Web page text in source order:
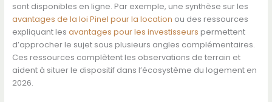
sont disponibles en ligne. Par exemple, une synthèse sur les
avantages de la loi Pinel pour la location ou des ressources
expliquant les avantages pour les investisseurs permettent
d’approcher le sujet sous plusieurs angles complémentaires.
Ces ressources complètent les observations de terrain et
aident à situer le dispositif dans l’écosystème du logement en
2026.